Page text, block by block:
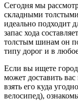
Сегодня мы
складными
идеально подходит
запас хода
толстым шинам он
типу дорог и в
Если вы ищете
может доставить
взять его куда
велосипед),